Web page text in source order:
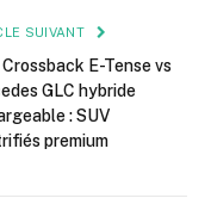
SUIVANT
Crossback E-Tense vs
GLC hybride
: SUV
premium